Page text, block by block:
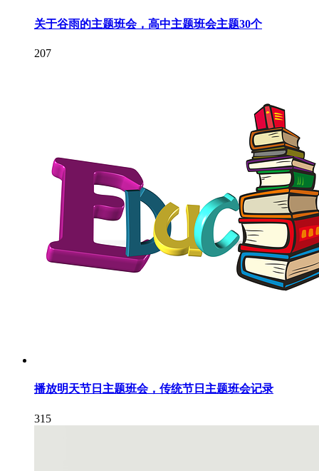
关于谷雨的主题班会，高中主题班会主题30个
207
播放明天节日主题班会，传统节日主题班会记录
315